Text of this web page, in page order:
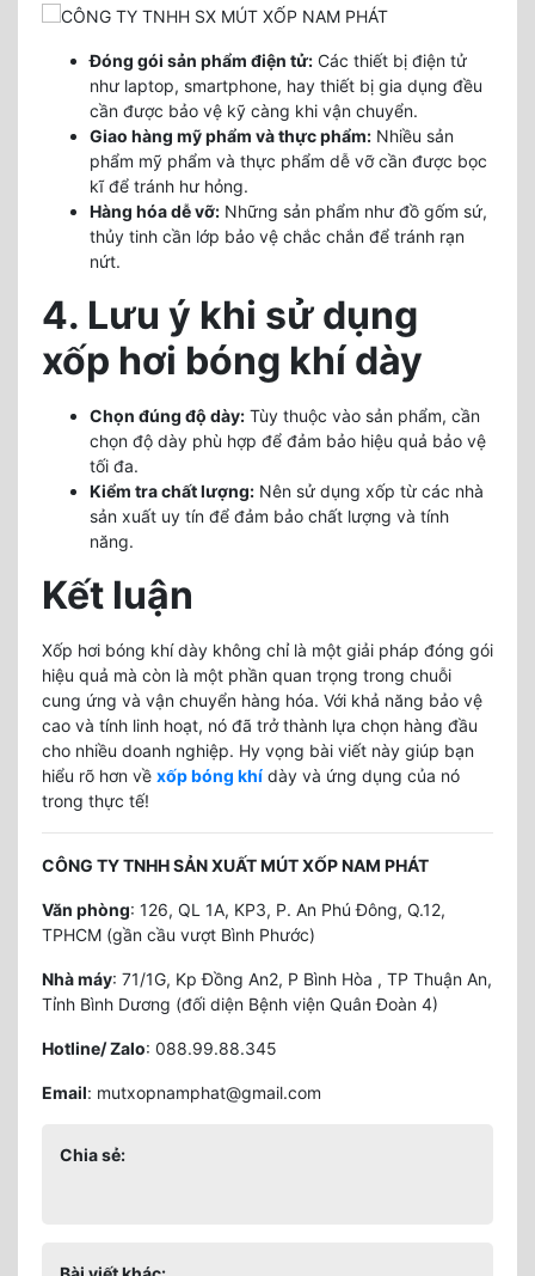
Đóng gói sản phẩm điện tử: Các thiết bị điện tử
như laptop, smartphone, hay thiết bị gia dụng đều
cần được bảo vệ kỹ càng khi vận chuyển.
Giao hàng mỹ phẩm và thực phẩm: Nhiều sản
phẩm mỹ phẩm và thực phẩm dễ vỡ cần được bọc
kĩ để tránh hư hỏng.
Hàng hóa dễ vỡ: Những sản phẩm như đồ gốm sứ,
thủy tinh cần lớp bảo vệ chắc chắn để tránh rạn
nứt.
4. Lưu ý khi sử dụng
xốp hơi bóng khí dày
Chọn đúng độ dày: Tùy thuộc vào sản phẩm, cần
chọn độ dày phù hợp để đảm bảo hiệu quả bảo vệ
tối đa.
Kiểm tra chất lượng: Nên sử dụng xốp từ các nhà
sản xuất uy tín để đảm bảo chất lượng và tính
năng.
Kết luận
Xốp hơi bóng khí dày không chỉ là một giải pháp đóng gói
hiệu quả mà còn là một phần quan trọng trong chuỗi
cung ứng và vận chuyển hàng hóa. Với khả năng bảo vệ
cao và tính linh hoạt, nó đã trở thành lựa chọn hàng đầu
cho nhiều doanh nghiệp. Hy vọng bài viết này giúp bạn
hiểu rõ hơn về xốp bóng khí dày và ứng dụng của nó
trong thực tế!
CÔNG TY TNHH SẢN XUẤT MÚT XỐP NAM PHÁT
Văn phòng: 126, QL 1A, KP3, P. An Phú Đông, Q.12,
TPHCM (gần cầu vượt Bình Phước)
Nhà máy: 71/1G, Kp Đồng An2, P Bình Hòa , TP Thuận An,
Tỉnh Bình Dương (đối diện Bệnh viện Quân Đoàn 4)
Hotline/ Zalo: 088.99.88.345
Email: mutxopnamphat@gmail.com
Chia sẻ: